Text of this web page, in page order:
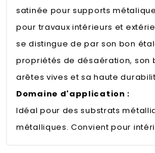
satinée pour supports
pour travaux intérieurs et
se distingue de par son bon
propriétés de désaération, son
arêtes vives et sa haute
Domaine d'application :
Idéal pour des substrats
métalliques. Convient pour